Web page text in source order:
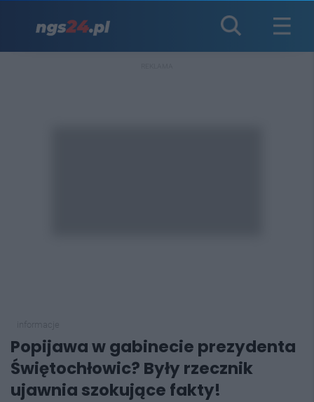
Popijawa w gabinecie prezydenta
Świętochłowic? Były rzecznik
ujawnia szokujące fakty!